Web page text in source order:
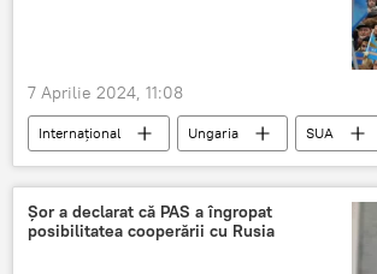
7 Aprilie 2024, 11:08
Internațional Ungaria
SUA
Imixtiune
Opoziție
Șor a declarat că PAS a îngropat
posibilitatea cooperării cu Rusia